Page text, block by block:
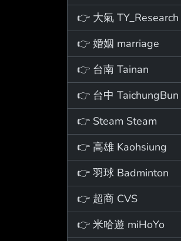
👉 大氣 TY_Research
👉 婚姻 marriage
👉 台南 Tainan
👉 台中 TaichungBun
👉 Steam Steam
👉 高雄 Kaohsiung
👉 羽球 Badminton
👉 超商 CVS
👉 米哈遊 miHoYo